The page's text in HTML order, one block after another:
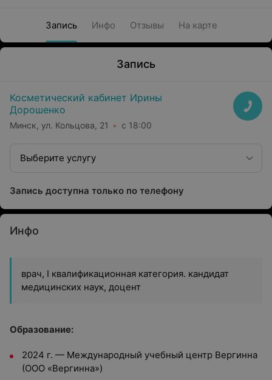
Запись Инфо Отзывы На карте
Запись
Косметический кабинет Ирины
Дорошенко
Минск, ул. Кольцова, 21 с 18:00
Выберите услугу
Запись доступна только по телефону
Инфо
врач, I квалификационная категория. кандидат
медицинских наук, доцент
Образование:
2024 г. — Международный учебный центр Вергинна
(ООО «Вергинна»)